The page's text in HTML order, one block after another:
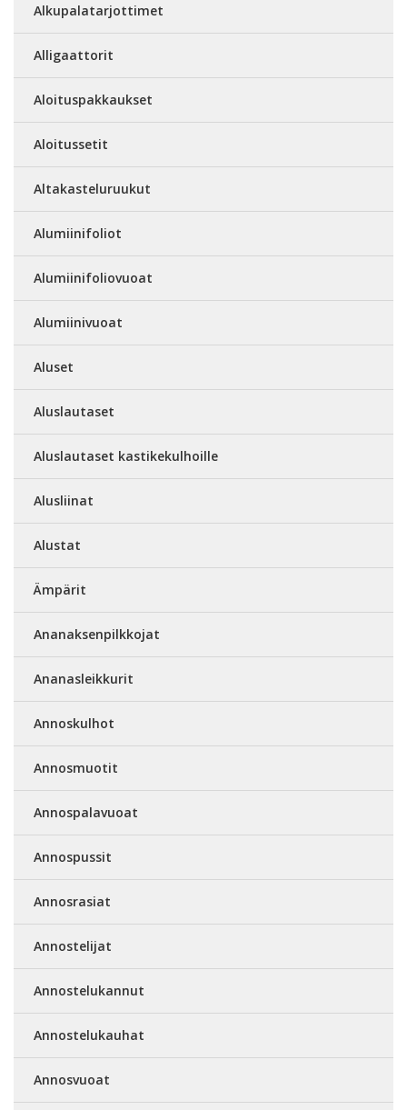
Alkupalatarjottimet
Alligaattorit
Aloituspakkaukset
Aloitussetit
Altakasteluruukut
Alumiinifoliot
Alumiinifoliovuoat
Alumiinivuoat
Aluset
Aluslautaset
Aluslautaset kastikekulhoille
Alusliinat
Alustat
Ämpärit
Ananaksenpilkkojat
Ananasleikkurit
Annoskulhot
Annosmuotit
Annospalavuoat
Annospussit
Annosrasiat
Annostelijat
Annostelukannut
Annostelukauhat
Annosvuoat